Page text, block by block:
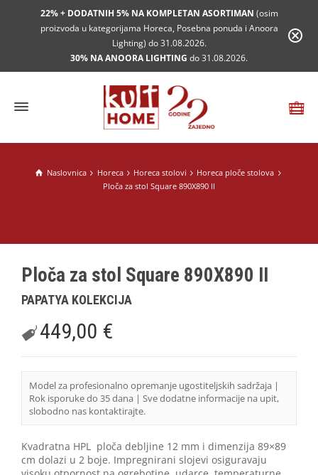
22% + DODATNIH 5% NA KOMPLETAN ASORTIMAN (osim
proizvoda u kategorijama Horeca, Posebna ponuda i Anoora
Lighting) do 31.08.2026.
30% NA ANOORA LIGHTING do 31.08.2026.
Naslovnica Horeca Horeca stolovi
Horeca ploče stolova
Ploča za stol Square 890X890 II
Ploča za stol Square 890X890 II
PAPATYA KOLEKCIJA
449,00 €
Model za profesionalno opremanje ugostiteljskih sadržaja |
Rok isporuke do 35 dana | Sve dodatne informacije na upit,
slobodno nas kontaktirajte.
Kvadratna HPL ploča debljine 12 mm i dimenzija 89×89
cm dolazi u 2 boje. Impregnirani slojevi osiguravaju